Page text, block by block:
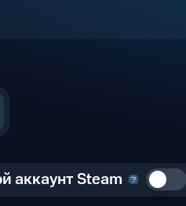
аккаунт Steam